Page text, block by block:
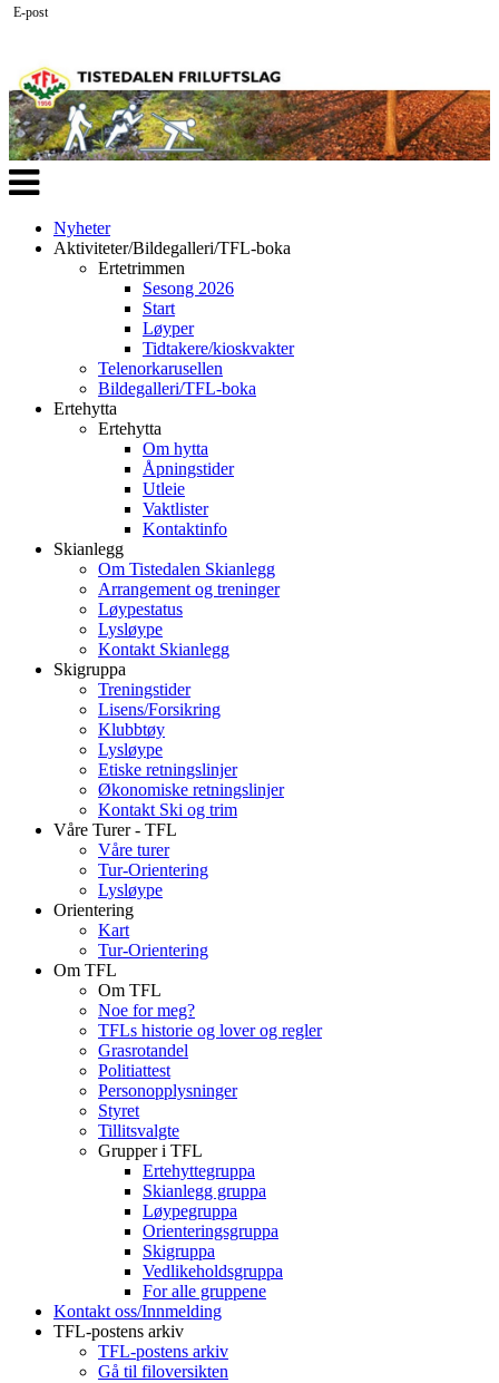
Veksle
navigasjon
Nyheter
Aktiviteter/Bildegalleri/TFL-boka
Ertetrimmen
Sesong 2026
Start
Løyper
Tidtakere/kioskvakter
Telenorkarusellen
Bildegalleri/TFL-boka
Ertehytta
Ertehytta
Om hytta
Åpningstider
Utleie
Vaktlister
Kontaktinfo
Skianlegg
Om Tistedalen Skianlegg
Arrangement og treninger
Løypestatus
Lysløype
Kontakt Skianlegg
Skigruppa
Treningstider
Lisens/Forsikring
Klubbtøy
Lysløype
Etiske retningslinjer
Økonomiske retningslinjer
Kontakt Ski og trim
Våre Turer - TFL
Våre turer
Tur-Orientering
Lysløype
Orientering
Kart
Tur-Orientering
Om TFL
Om TFL
Noe for meg?
TFLs historie og lover og regler
Grasrotandel
Politiattest
Personopplysninger
Styret
Tillitsvalgte
Grupper i TFL
Ertehyttegruppa
Skianlegg gruppa
Løypegruppa
Orienteringsgruppa
Skigruppa
Vedlikeholdsgruppa
For alle gruppene
Kontakt oss/Innmelding
TFL-postens arkiv
TFL-postens arkiv
Gå til filoversikten
E-post